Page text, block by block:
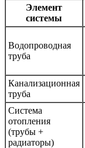
Элемент
системы
Водопроводная
труба
Канализационная
труба
Система
отопления
(трубы +
радиаторы)